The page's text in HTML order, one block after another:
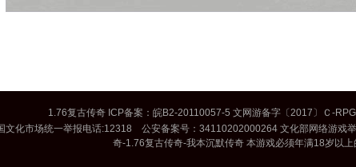
1.76复古传奇ICP备案： 皖B2-20110057-5 文网游备字〔2017〕Ｃ-
文化市场统一举报电话:12318 公安备案号：34110202000264 文化部网络游戏
奇-1.76复古传奇-我本沉默传奇 本游戏必须年满18岁以上